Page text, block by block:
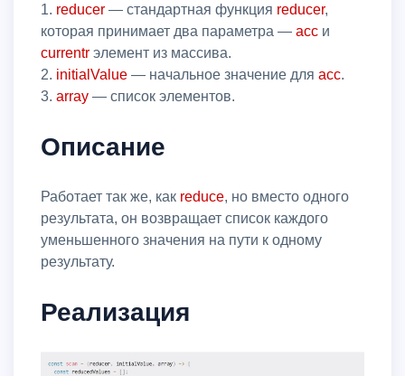
1. reducer — стандартная функция reducer,
которая принимает два параметра — acc и
currentr элемент из массива.
2. initialValue — начальное значение для acc.
3. array — список элементов.
Описание
Работает так же, как reduce, но вместо одного
результата, он возвращает список каждого
уменьшенного значения на пути к одному
результату.
Реализация